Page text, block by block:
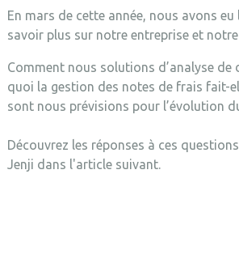
En mars de cette année, nous avons
savoir plus sur notre entreprise et
Comment nous solutions d’analyse de
quoi la gestion des notes de frais fait-
sont nous prévisions pour l’évolution
Découvrez les réponses à ces
Jenji dans l'article suivant.